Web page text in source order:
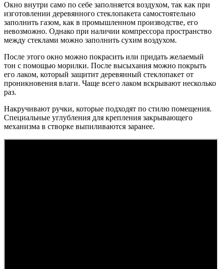
Окно внутри само по себе заполняется воздухом, так как при
изготовлении деревянного стеклопакета самостоятельно
заполнить газом, как в промышленном производстве, его
невозможно. Однако при наличии компрессора пространство
между стеклами можно заполнить сухим воздухом.
После этого окно можно покрасить или придать желаемый
тон с помощью морилки. После высыхания можно покрыть
его лаком, который защитит деревянный стеклопакет от
проникновения влаги. Чаще всего лаком вскрывают несколько
раз.
Накручивают ручки, которые подходят по стилю помещения.
Специальные углубления для крепления закрывающего
механизма в створке выпиливаются заранее.